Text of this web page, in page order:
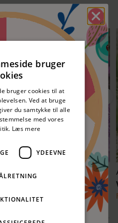
LEVERES I SEPTEMBER 🌷
Allium
Fra 38,07 kr 47,00 kr
bruger
bruger cookies til at
Ved at bruge
du samtykke til alle
med vores
Læs mere
YDEEVNE
Spar 5%
50 kr. rabat
nitte
og vind!